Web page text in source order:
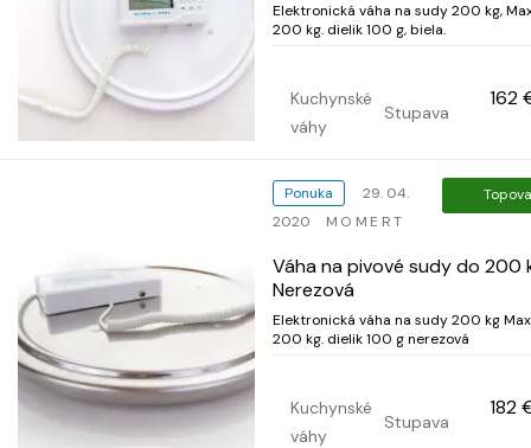
Elektronická váha na sudy 200 kg,
200 kg. dielik 100 g, biela.
Kuchynské
váhy
Stupava
162
Ponuka
29. 04.
2020
MOMERT
Váha na pivové sudy do 200
Nerezová
Elektronická váha na sudy 200 kg
200 kg. dielik 100 g nerezová
Kuchynské
váhy
Stupava
182